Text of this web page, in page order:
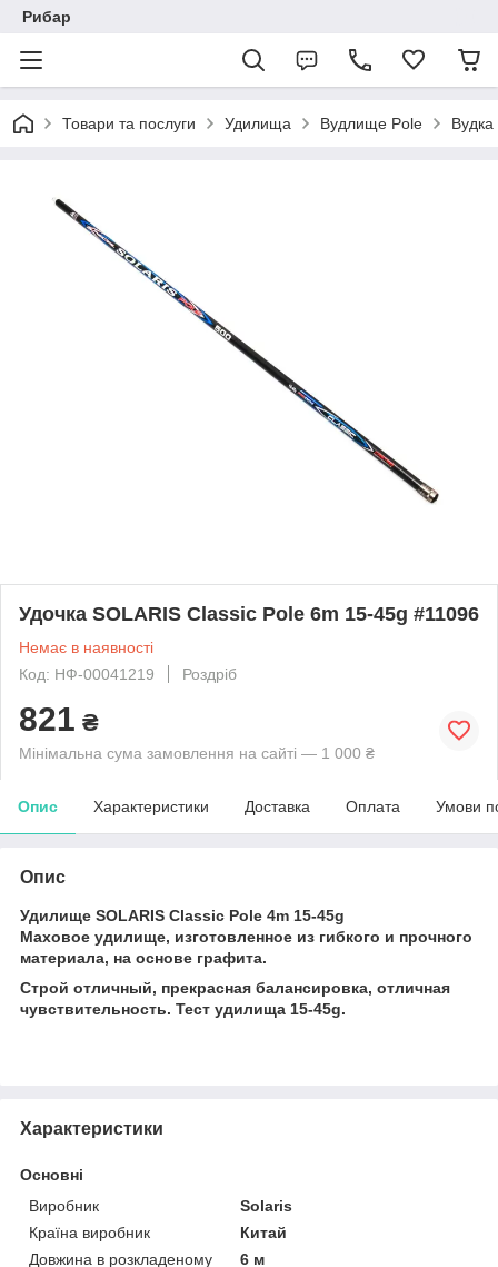
Рибар
Товари та послуги Удилища Вудлище Pole
Удочка SOLARIS Classic Pole 6m 15-45g #11096
Немає в наявності
Код: НФ-00041219
Роздріб
821 ₴
Мінімальна сума замовлення на сайті — 1 000 ₴
Опис Характеристики Доставка Оплата Умови
Опис
Удилище SOLARIS Classic Pole 4m 15-45g
Маховое удилище, изготовленное из гибкого и прочного
материала, на основе графита.
Строй отличный, прекрасная балансировка, отличная
чувствительность. Тест удилища 15-45g.
Характеристики
Основні
Виробник
Solaris
Країна виробник
Китай
Довжина в розкладеному
6 м